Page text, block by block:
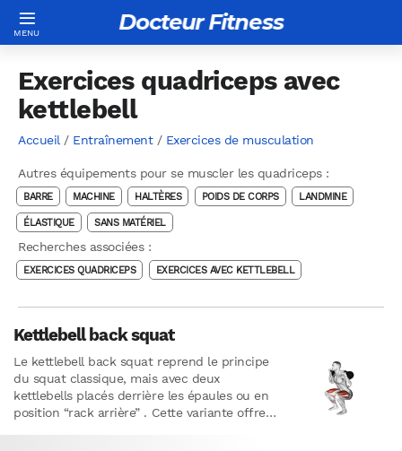
Docteur Fitness
Exercices quadriceps avec
kettlebell
Accueil / Entraînement/ Exercices de musculation
Autres équipements pour se muscler les quadriceps :
BARRE MACHINE HALTÈRES POIDS DE CORPS LANDMINE
ÉLASTIQUE SANS MATÉRIEL
Recherches associées :
EXERCICES QUADRICEPS EXERCICES AVEC KETTLEBELL
Kettlebell back squat
Le kettlebell back squat reprend le principe
du squat classique, mais avec deux
kettlebells placés derrière les épaules ou en
position “rack arrière” . Cette variante offre